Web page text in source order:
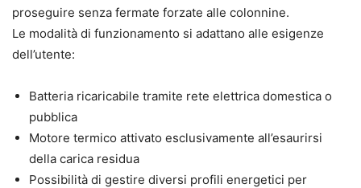
proseguire senza fermate forzate alle colonnine.
Le modalità di funzionamento si adattano alle esigenze
dell’utente:
Batteria ricaricabile tramite rete elettrica domestica o
pubblica
Motore termico attivato esclusivamente all’esaurirsi
della carica residua
Possibilità di gestire diversi profili energetici per